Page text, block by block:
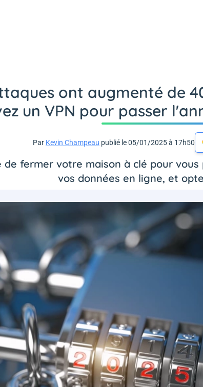
ont augmenté de
un VPN pour passer
Par Kevin Champeau publié le 05/01/2025 à 17h50
de fermer votre maison à clé pour
vos données en ligne, et